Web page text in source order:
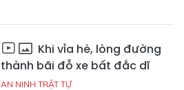
Khi vỉa hè, lòng đường
thành bãi đỗ xe bất đắc dĩ
AN NINH TRẬT TỰ